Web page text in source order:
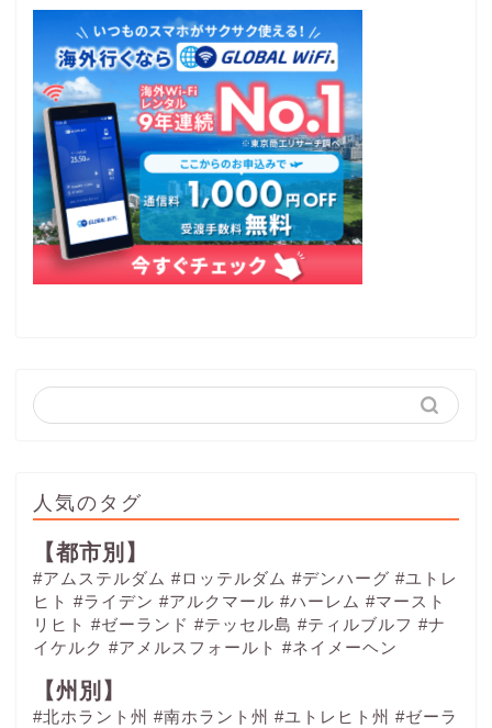
人気のタグ
【都市別】
#アムステルダム #ロッテルダム #デンハーグ #ユトレ
ヒト #ライデン #アルクマール #ハーレム #マースト
リヒト #ゼーランド #テッセル島 #ティルブルフ #ナ
イケルク #アメルスフォールト #ネイメーヘン
【州別】
#北ホラント州 #南ホラント州 #ユトレヒト州 #ゼーラ